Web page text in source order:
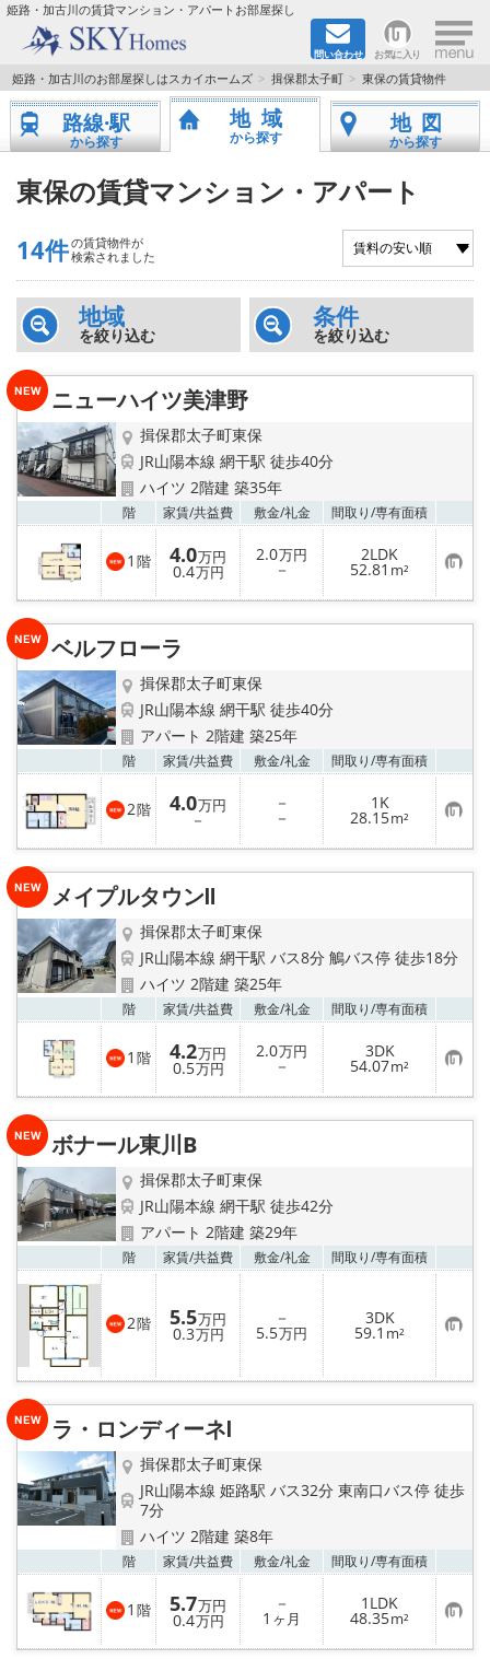
姫路・加古川の賃貸マンション・アパートお部屋探し
問い合わせ お気に入り ×
TOPページ
都市ガス·オール電化
☆新築物件☆
☆敷金＆礼金0円物件☆
☆ペット飼育可能物件☆
☆ネット無料☆
路線·駅から探す
地域から探す
地図から探す
スタッフ紹介
店舗情報·アクセス
会社概要
メールでお問い合わせ
姫路・加古川のお部屋探しはスカイホームズ 揖保郡太子町 東保の賃貸物件
路線·駅
から探す
地域
から探す
地図
から探す
東保の賃貸マンション・アパート
14件の賃貸物件が
検索されました
地域
を絞り込む
条件
を絞り込む
ニューハイツ美津野
揖保郡太子町東保
JR山陽本線 網干駅 徒歩40分
ハイツ 2階建 築35年
階 家賃/共益費 敷金/礼金 間取り/専有面積
1 階 4.0万円
0.4万円
2.0万円
－
2LDK
52.81 m² お
気
に
り
ベルフローラ
揖保郡太子町東保
JR山陽本線 網干駅 徒歩40分
アパート 2階建 築25年
階 家賃/共益費 敷金/礼金 間取り/専有面積
2階 4.0万円
－
－
－
1K
28.15m² お
気
に
り
メイプルタウンⅡ
揖保郡太子町東保
JR山陽本線 網干駅 バス8分 鵤バス停 徒歩18分
ハイツ 2階建 築25年
階 家賃/共益費 敷金/礼金 間取り/専有面積
1 階 4.2万円
0.5万円
2.0万円
－
3DK
54.07m² お
気
に
り
ボナール東川B
揖保郡太子町東保
JR山陽本線 網干駅 徒歩42分
アパート 2階建 築29年
階 家賃/共益費 敷金/礼金 間取り/専有面積
2階 5.5万円
0.3万円
－
5.5万円
3DK
59.1 m² お
気
に
入
登
ラ・ロンディーネⅠ
揖保郡太子町東保
JR山陽本線 姫路駅 バス32分 東南口バス停 徒歩
7分
ハイツ 2階建 築8年
階 家賃/共益費 敷金/礼金 間取り/専有面積
1 階 5.7万円
0.4万円
－
1 ヶ月
1LDK
48.35m² お
気
に